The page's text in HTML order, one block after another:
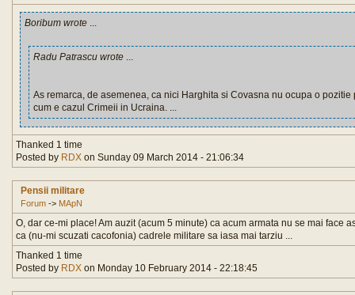
Boribum wrote ...
Radu Patrascu wrote ...
As remarca, de asemenea, ca nici Harghita si Covasna nu ocupa o
cum e cazul Crimeii in Ucraina. ...
Thanked 1 time
Posted by RDX on Sunday 09 March 2014 - 21:06:34
Pensii militare
Forum -> MApN
O, dar ce-mi place! Am auzit (acum 5 minute) ca acum armata nu se mai face
ca (nu-mi scuzati cacofonia) cadrele militare sa iasa mai tarziu ...
Thanked 1 time
Posted by RDX on Monday 10 February 2014 - 22:18:45